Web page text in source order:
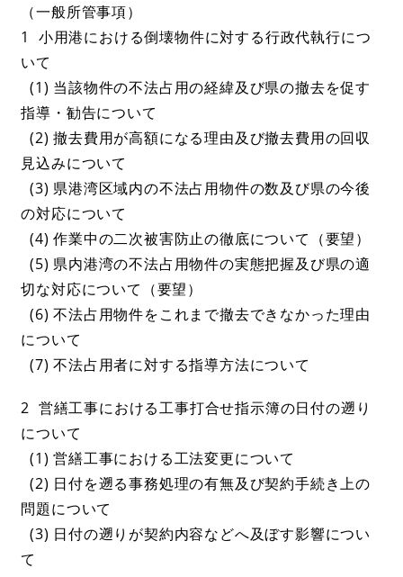
（一般所管事項）
1 小用港における倒壊物件に対する行政代執行につ
いて
(1) 当該物件の不法占用の経緯及び県の撤去を促す
指導・勧告について
(2) 撤去費用が高額になる理由及び撤去費用の回収
見込みについて
(3) 県港湾区域内の不法占用物件の数及び県の今後
の対応について
(4) 作業中の二次被害防止の徹底について（要望）
(5) 県内港湾の不法占用物件の実態把握及び県の適
切な対応について（要望）
(6) 不法占用物件をこれまで撤去できなかった理由
について
(7) 不法占用者に対する指導方法について
2 営繕工事における工事打合せ指示簿の日付の遡り
について
(1) 営繕工事における工法変更について
(2) 日付を遡る事務処理の有無及び契約手続き上の
問題について
(3) 日付の遡りが契約内容などへ及ぼす影響につい
て